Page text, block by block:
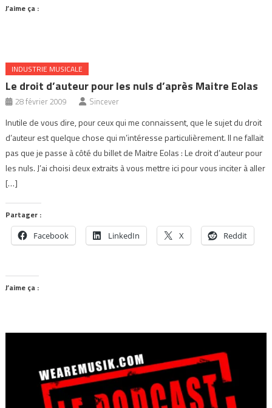
J’aime ça :
INDUSTRIE MUSICALE
Le droit d’auteur pour les nuls d’après Maitre Eolas
28 février 2009 Sincever
Inutile de vous dire, pour ceux qui me connaissent, que le sujet du droit
d’auteur est quelque chose qui m’intéresse particulièrement. Il ne fallait
pas que je passe à côté du billet de Maitre Eolas : Le droit d’auteur pour
les nuls. J’ai choisi deux extraits à vous mettre ici pour vous inciter à aller
[…]
Partager :
Facebook LinkedIn X Reddit
J’aime ça :